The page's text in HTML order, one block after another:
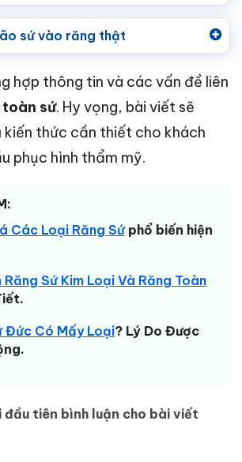
sứ vào răng thật
hợp thông tin và các vấn đề liên
sứ. Hy vọng, bài viết sẽ
kiến thức cần thiết cho khách
phục hình thẩm mỹ.
Các Loại Răng Sứphổ biến hiện
Răng Sứ Kim Loại Và Răng Toàn
Đức Có Mấy Loại? Lý Do Được
đầu tiên bình luận cho bài viết